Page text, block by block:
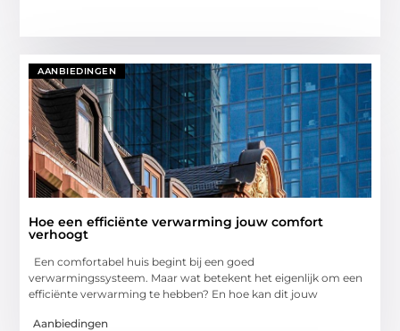
AANBIEDINGEN
Hoe een efficiënte verwarming jouw comfort
verhoogt
Een comfortabel huis begint bij een goed
verwarmingssysteem. Maar wat betekent het eigenlijk om een
efficiënte verwarming te hebben? En hoe kan dit jouw
Aanbiedingen